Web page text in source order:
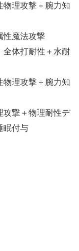
物理攻撃＋腕力知
性魔法攻撃
全体打耐性＋水耐
物理攻撃＋腕力知
攻撃＋物理耐性デ
眠付与